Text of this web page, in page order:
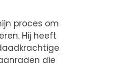
proces om
Hij heeft
die